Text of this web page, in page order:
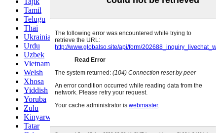
Tamil
Telugu
Thai
Ukrainian
Urdu
Uzbek
Vietnamese
Welsh
Xhosa
Yiddish
Yoruba
Zulu
Kinyarwanda
Tatar